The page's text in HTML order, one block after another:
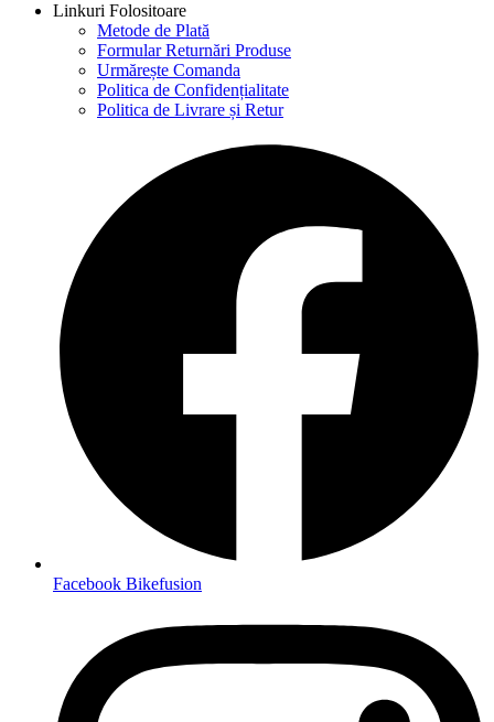
Linkuri Folositoare
Metode de Plată
Formular Returnări Produse
Urmărește Comanda
Politica de Confidențialitate
Politica de Livrare și Retur
Facebook Bikefusion